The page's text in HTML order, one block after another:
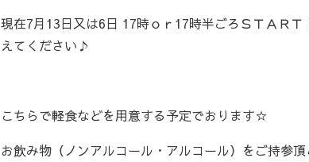
現在7月13日又は6日 17時ｏｒ17時半ごろＳＴＡＲ
えてください♪
こちらで軽食などを用意する予定でおります☆
お飲み物（ノンアルコール・アルコール）をご持参